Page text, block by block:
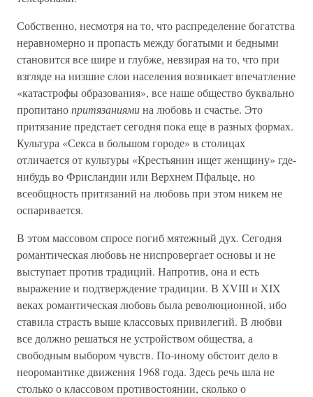
Собственно, несмотря на то, что распределение богатства
неравномерно и пропасть между богатыми и бедными
становится все шире и глубже, невзирая на то, что при
взгляде на низшие слои населения возникает впечатление
«катастрофы образования», все наше общество буквально
пропитанопритязаниямина любовь и счастье. Это
притязание предстает сегодня пока еще в разных формах.
Культура «Секса в большом городе» в столицах
отличается от культуры «Крестьянин ищет женщину» где-
нибудь во Фрисландии или Верхнем Пфальце, но
всеобщность притязаний на любовь при этом никем не
оспаривается.
В этом массовом спросе погиб мятежный дух. Сегодня
романтическая любовь не ниспровергает основы и не
выступает против традиций. Напротив, она и есть
выражение и подтверждение традиции. В XVIII и XIX
веках романтическая любовь была революционной, ибо
ставила страсть выше классовых привилегий. В любви
все должно решаться не устройством общества, а
свободным выбором чувств. По-иному обстоит дело в
неоромантике движения 1968 года. Здесь речь шла не
столько о классовом противостоянии, сколько о